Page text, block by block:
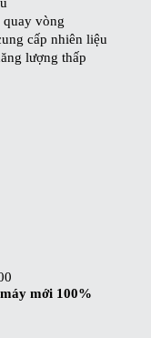
quay vòng
cấp nhiên liệu
lượng thấp
mới 100%